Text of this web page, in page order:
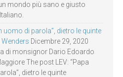
mondo più sano e giusto
uomo di parola”, dietro le quinte
Dicembre 29, 2020
di monsignor Dario Edoardo
The post LEV: “Papa
dietro le quinte